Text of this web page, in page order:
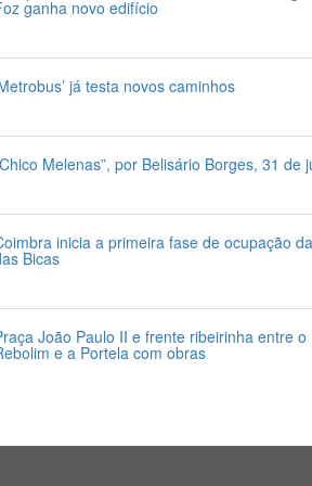
ganha novo edifício
já testa novos caminhos
Melenas”, por Belisário Borges, 31 de
inicia a primeira fase de ocupação
Bicas
João Paulo II e frente ribeirinha entre o
e a Portela com obras